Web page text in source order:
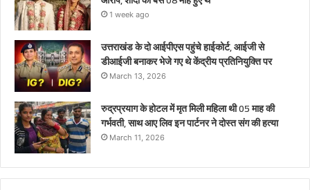
1 week ago
उत्तराखंड के दो आईपीएस पहुंचे हाईकोर्ट, आईजी से
डीआईजी बनाकर भेजे गए थे केंद्रीय प्रतिनियुक्ति पर
March 13, 2026
रुद्रप्रयाग के होटल में मृत मिली महिला थी 05 माह की
गर्भवती, साथ आए लिव इन पार्टनर ने दोस्त संग की हत्या
March 11, 2026